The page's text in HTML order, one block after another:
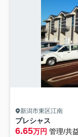
新潟市東区江南
プレシャス
6.65万円 管理/共